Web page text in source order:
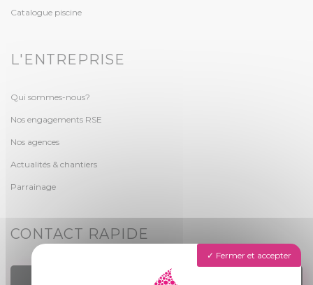
Catalogue piscine
L'ENTREPRISE
Qui sommes-nous?
Nos engagements RSE
Nos agences
Actualités & chantiers
Parrainage
CONTACT RAPIDE
TROUVER UN AGENCE
Fermer et accepter